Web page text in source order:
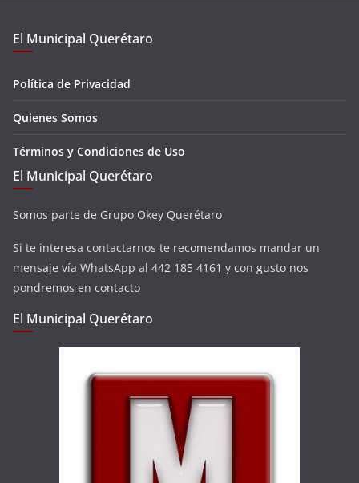
El Municipal Querétaro
Política de Privacidad
Quienes Somos
Términos y Condiciones de Uso
El Municipal Querétaro
Somos parte de Grupo Okey Querétaro
Si te interesa contactarnos te recomendamos mandar un
mensaje vía WhatsApp al 442 185 4161 y con gusto nos
pondremos en contacto
El Municipal Querétaro